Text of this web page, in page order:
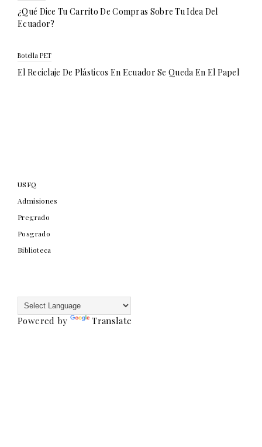
¿Qué Dice Tu Carrito De Compras Sobre Tu Idea Del
Ecuador?
Botella PET
El Reciclaje De Plásticos En Ecuador Se Queda En El Papel
USFQ
Admisiones
Pregrado
Posgrado
Biblioteca
Powered by Translate